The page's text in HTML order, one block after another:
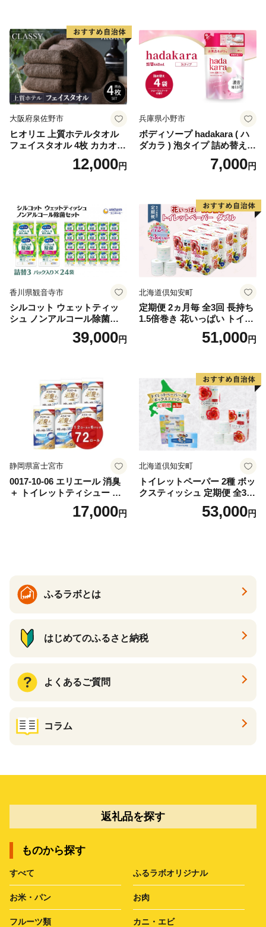
蓄 防災 エコ 消耗品 生活雑貨
生活用品 無香料 トイレット
ペーパー ダブル といれっと
ぺーぱー トイレ クレシア ト
イレットペーパー [BDBH002
-1]
大阪府泉佐野市
ヒオリエ 上質ホテルタオル
フェイスタオル 4枚 カカオ
【タオル 泉州タオル 吸水 普
段使い 無地 シンプル 日用品
12,000円
兵庫県小野市
ボディソープ hadakara ( ハ
ダカラ ) 泡タイプ 詰め替え 4
40ml×4袋 ボディーソープ 泡
ボディソープ 泡 日用品 消耗
泡石鹸 石鹸 兵庫 兵庫県 小野
7,000円
香川県観音寺市
シルコット ウェットティッ
シュ ノンアルコール除菌詰
替（43枚×3P）×24袋 日用品
おもちゃ 拭き取り 手拭き 外
39,000円
北海道倶知安町
定期便 2ヵ月毎 全3回 長持ち
1.5倍巻き 花いっぱい トイレ
ットペーパー ダブル 45ｍ 計
72ロール 全18種 花柄 プリン
ー 消耗品 備蓄 送料無料 北海
道 倶知安町 日用品
51,000円
静岡県富士宮市
0017-10-06 エリエール 消臭
＋ トイレットティシュー し
っかり香るフレッシュクリア
の香り ダブル 12ロール×6パ
17,000円
北海道倶知安町
トイレットペーパー 2種 ボッ
クスティッシュ 定期便 全3
回 日本製 まとめ買い 防災
常備品 日用雑貨 消耗品 生活
53,000円
ふるラボとは
はじめてのふるさと納税
よくあるご質問
コラム
返礼品を探す
ものから探す
すべて ふるラボオリジナル
お米・パン お肉
フルーツ類 カニ・エビ